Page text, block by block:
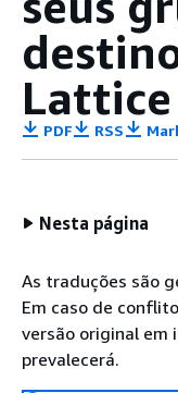
Lattice
PDF RSS
Nesta página
As traduções são
Em caso de
versão original em
prevalecerá.